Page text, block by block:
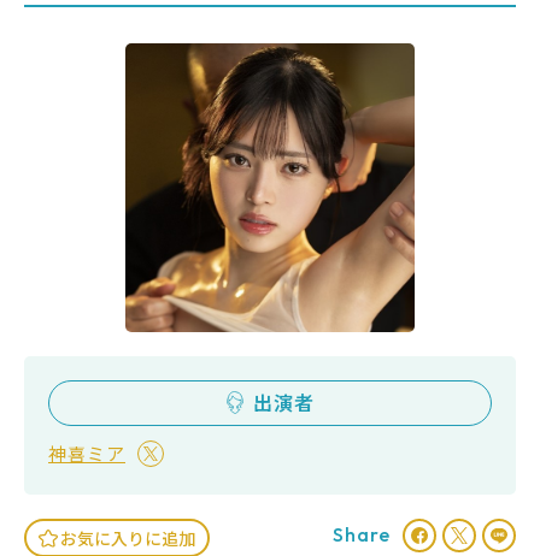
出演者
神喜ミア
お気に入りに追加 Share